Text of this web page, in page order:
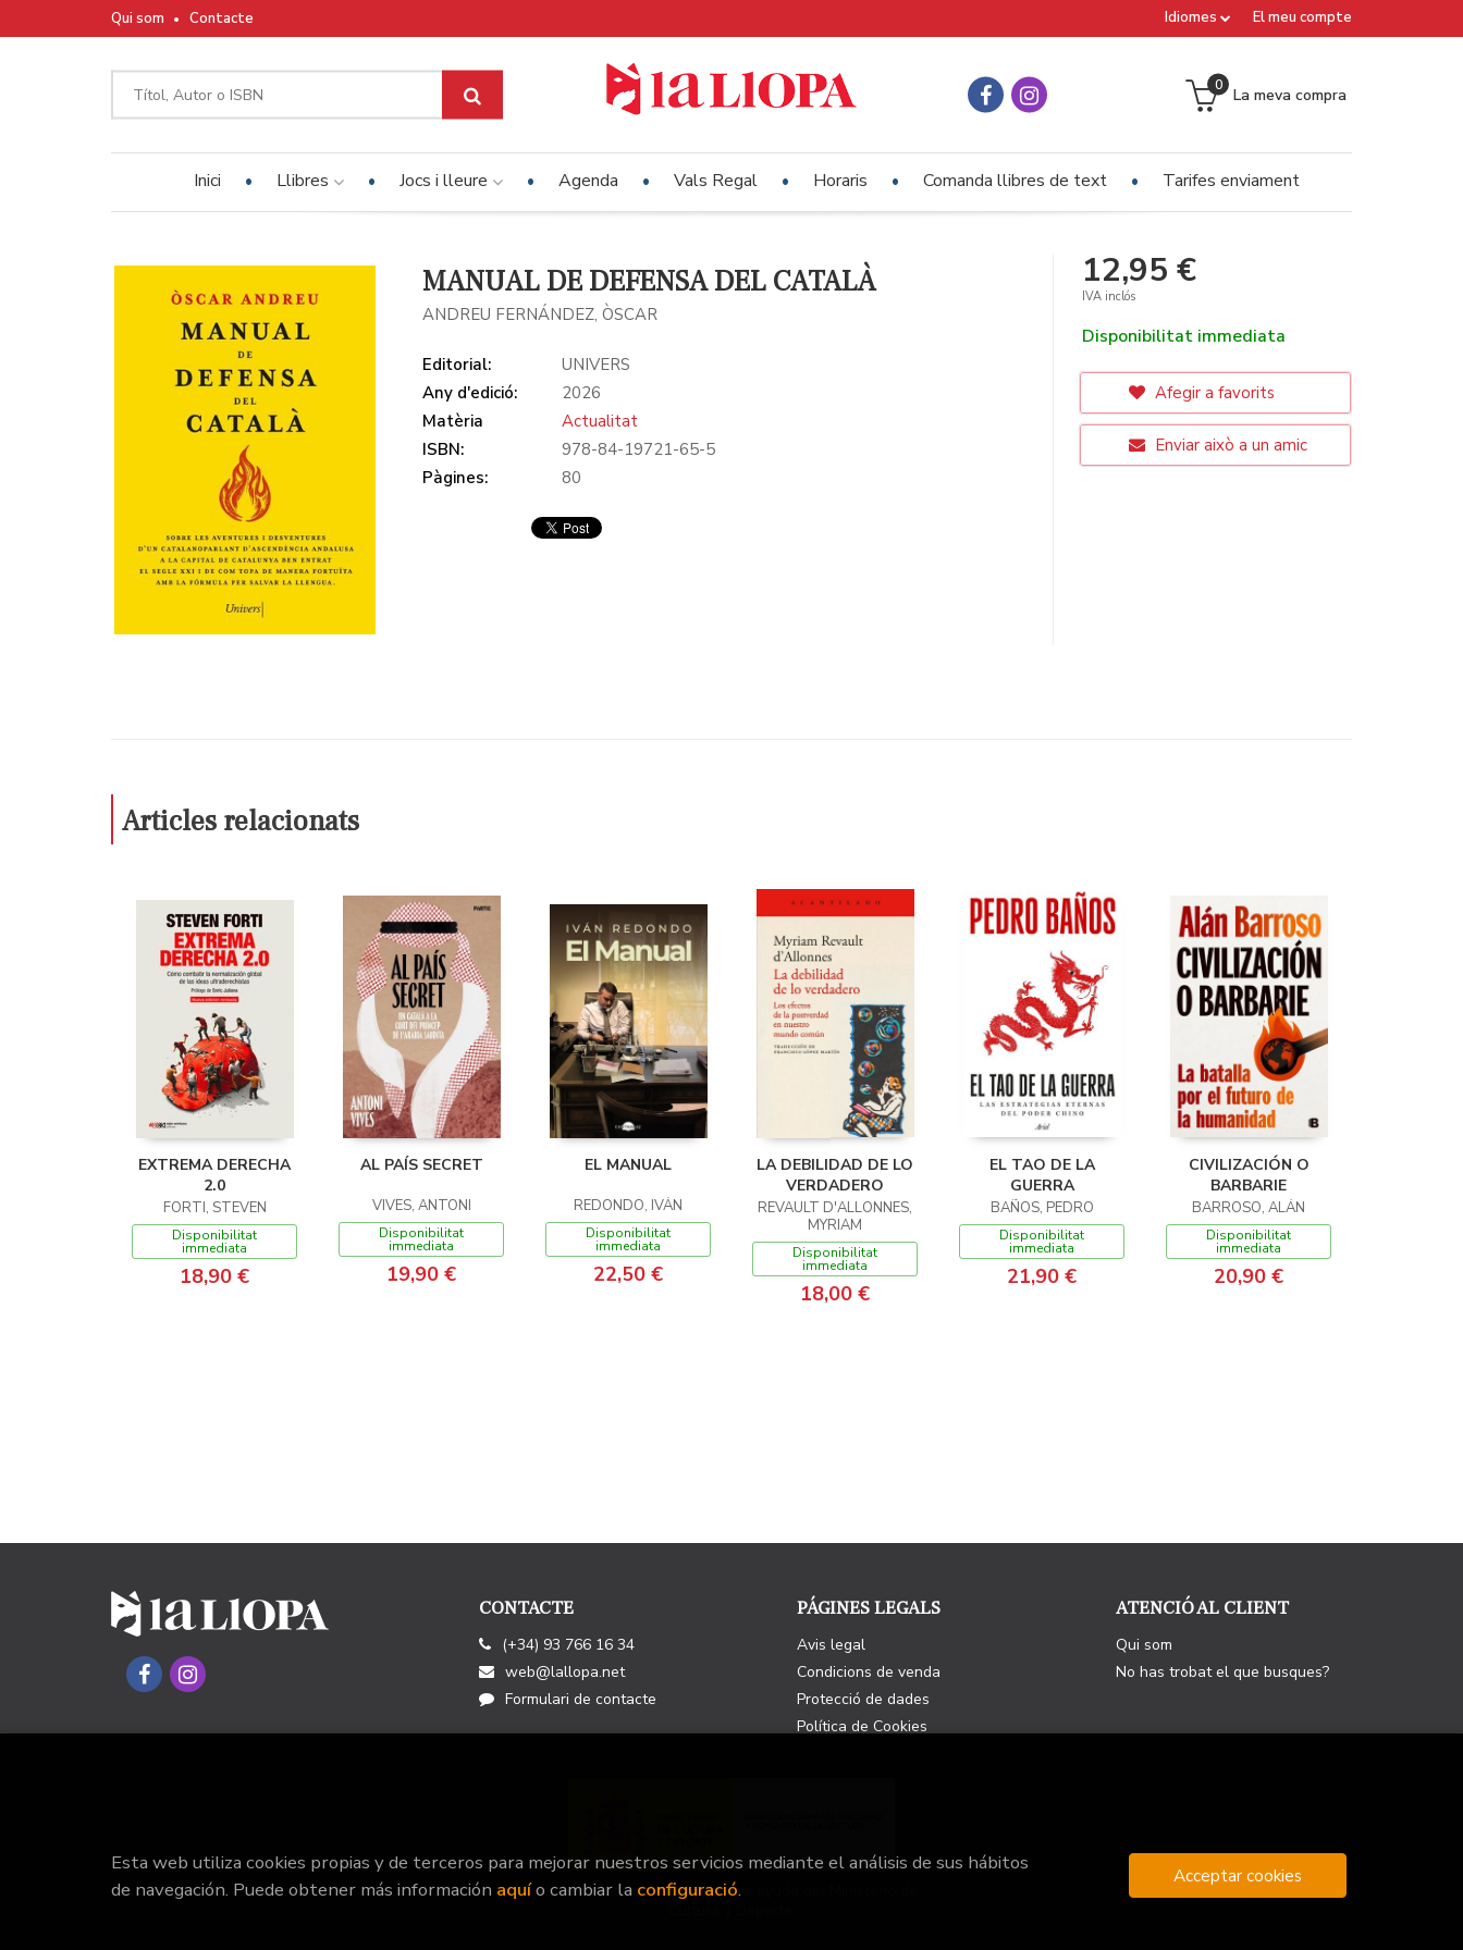
El meu compte
Idiomes
Qui som Contacte
La meva compra
0
Inici Llibres Jocs i lleure Agenda Vals Regal Horaris Comanda llibres de text Tarifes enviament
MANUAL DE DEFENSA DEL CATALÀ
ANDREU FERNÁNDEZ, ÒSCAR
Editorial:
UNIVERS
Any d'edició:
2026
Matèria
Actualitat
ISBN:
978-84-19721-65-5
Pàgines:
80
12,95 €
IVA inclós
Disponibilitat immediata
Afegir a favorits
Enviar això a un amic
Articles relacionats
EXTREMA DERECHA
2.0
FORTI, STEVEN
Disponibilitat
immediata
18,90 €
AL PAÍS SECRET
VIVES, ANTONI
Disponibilitat
immediata
19,90 €
EL MANUAL
REDONDO, IVÁN
Disponibilitat
immediata
22,50 €
LA DEBILIDAD DE LO
VERDADERO
REVAULT D'ALLONNES,
MYRIAM
Disponibilitat
immediata
18,00 €
EL TAO DE LA
GUERRA
BAÑOS, PEDRO
Disponibilitat
immediata
21,90 €
CIVILIZACIÓN O
BARBARIE
BARROSO, ALÁN
Disponibilitat
immediata
20,90 €
CONTACTE
(+34) 93 766 16 34
web@lallopa.net
Formulari de contacte
PÁGINES LEGALS
Avis legal
Condicions de venda
Protecció de dades
Política de Cookies
ATENCIÓ AL CLIENT
Qui som
No has trobat el que busques?
Este Proyecto ha recibido una ayuda del Ministerio de
Esta web utiliza cookies propias y de terceros para mejorar nuestros servicios mediante el análisis de sus hábitos
de navegación. Puede obtener más información aquío cambiar la configuració.
Acceptar cookies